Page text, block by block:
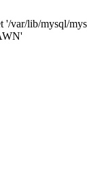
var/lib/mysql/